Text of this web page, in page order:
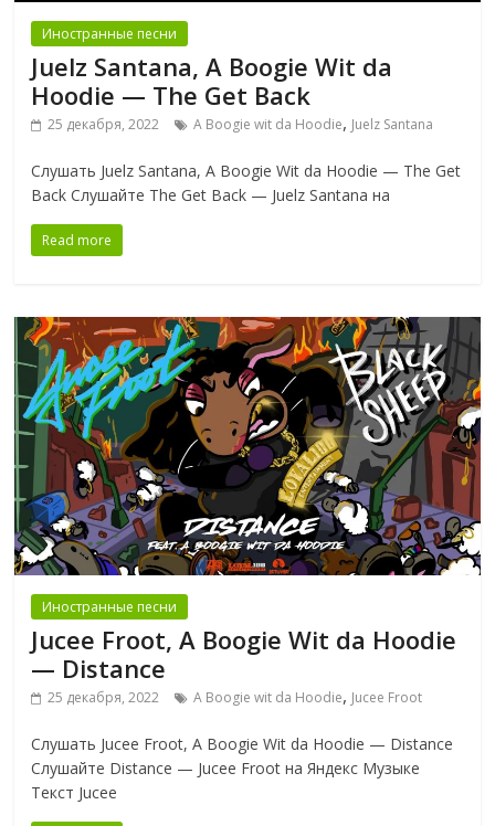
Иностранные песни
Juelz Santana, A Boogie Wit da
Hoodie — The Get Back
25 декабря, 2022 A Boogie wit da Hoodie, Juelz Santana
Слушать Juelz Santana, A Boogie Wit da Hoodie — The Get
Back Слушайте The Get Back — Juelz Santana на
Read more
Иностранные песни
Jucee Froot, A Boogie Wit da Hoodie
— Distance
25 декабря, 2022 A Boogie wit da Hoodie, Jucee Froot
Слушать Jucee Froot, A Boogie Wit da Hoodie — Distance
Слушайте Distance — Jucee Froot на Яндекс Музыке
Текст Jucee